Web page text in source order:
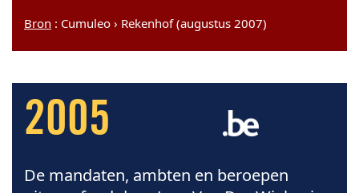
Bron : Cumuleo › Rekenhof (augustus 2007)
2005
De mandaten, ambten en beroepen